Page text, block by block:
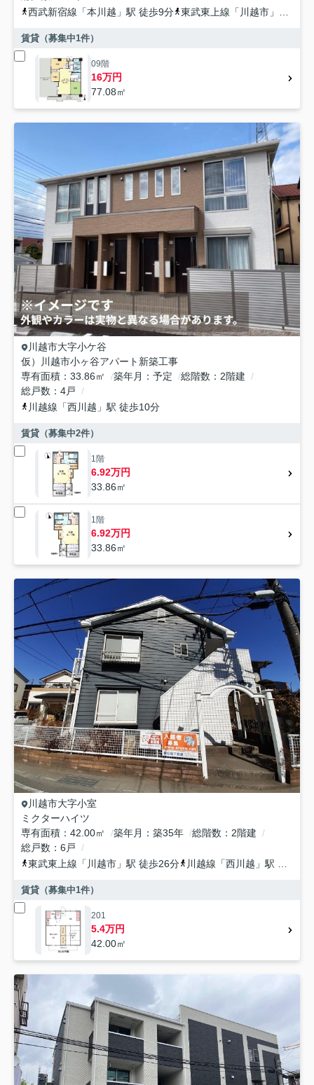
西武新宿線 「本川越 」駅 徒歩9分 東武東上線 「 川越市 」駅 徒歩11分
賃貸（募集中1件）
09階
16万円
77.08㎡
川越市大字小ケ谷
仮）川越市小ヶ谷アパート新築工事
専有面積
33.86㎡ 築年月 予定 総階数
2階建
総戸数
4戸
川越線 「西川越 」駅 徒歩10分
賃貸（募集中2件）
1階
6.92万円
33.86㎡
1階
6.92万円
33.86㎡
川越市大字小室
ミクターハイツ
専有面積
42.00㎡ 築年月 築35年 総階数
2階建
総戸数
6戸
東武東上線 「 川越市 」駅 徒歩26分 川越線 「西川越 」駅 徒歩4分
賃貸（募集中1件）
201
5.4万円
42.00㎡